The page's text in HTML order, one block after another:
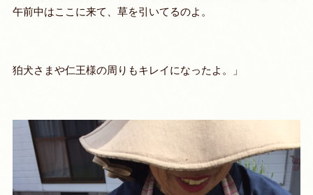
午前中はここに来て、草を引いてるのよ。
狛犬さまや仁王様の周りもキレイになったよ。」